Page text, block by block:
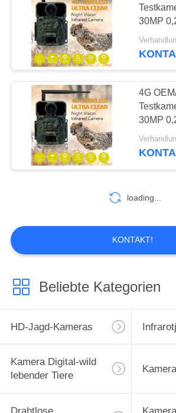
Zelluläre
Kamera
Garten-
GPS-
30MP
4G
30MP
loading...
KONTAKT!
Beliebte Kategorien
HD-Jagd-Kameras
Kamera Digital-wild
lebender Tiere